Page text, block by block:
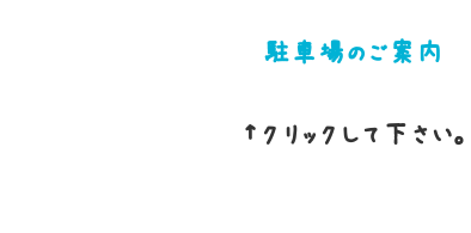
駐車場のご案内
↑クリックして下さい。